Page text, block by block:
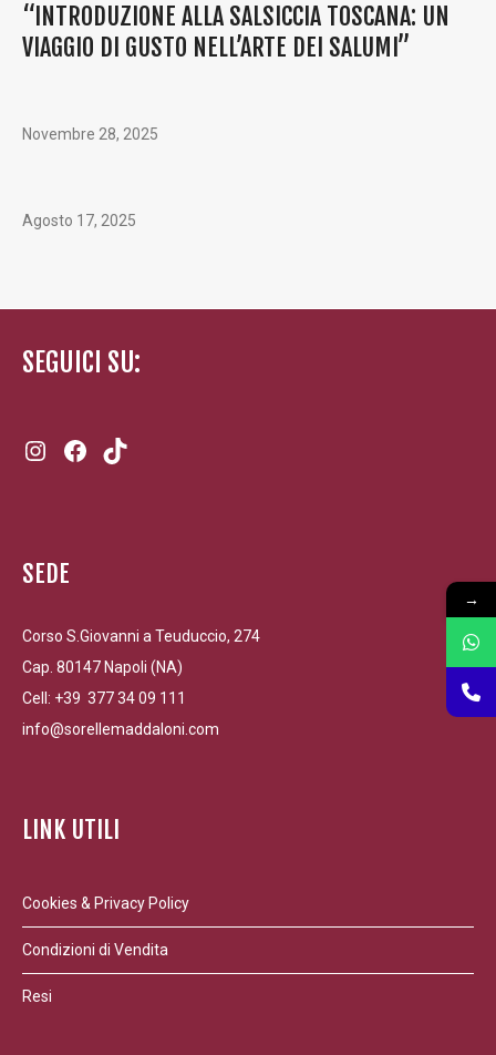
“INTRODUZIONE ALLA SALSICCIA TOSCANA: UN
VIAGGIO DI GUSTO NELL’ARTE DEI SALUMI”
Novembre 28, 2025
Agosto 17, 2025
SEGUICI SU:
Instagram
Facebook
SEDE
Corso S.Giovanni a Teuduccio, 274
Cap. 80147 Napoli (NA)
Cell: +39 377 34 09 111
info@sorellemaddaloni.com
LINK UTILI
Cookies & Privacy Policy
Condizioni di Vendita
Resi
→